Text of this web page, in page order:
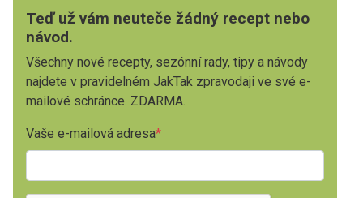
Teď už vám neuteče žádný recept nebo
návod.
Všechny nové recepty, sezónní rady, tipy a návody
najdete v pravidelném JakTak zpravodaji ve své e-
mailové schránce. ZDARMA.
Vaše e-mailová adresa